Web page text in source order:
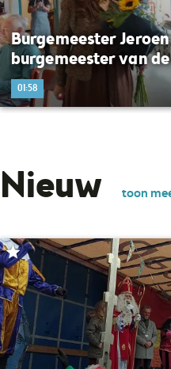
Burgemeester
burgemeester van
01:58
Nieuw toon